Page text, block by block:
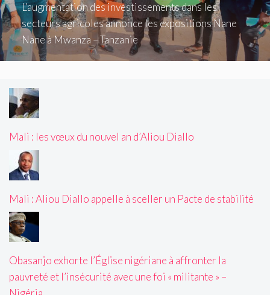
L’augmentation des investissements dans les
secteurs agricoles annonce les expositions Nane
Nane à Mwanza – Tanzanie
Mali : les vœux du nouvel an d’Aliou Diallo
Mali : Aliou Diallo appelle à sceller un Pacte de stabilité
Obasanjo exhorte l’Église nigériane à affronter la
pauvreté et l’insécurité avec une foi « militante » –